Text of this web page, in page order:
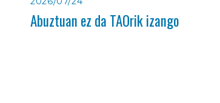
Abuztuan ez da TAOrik izango